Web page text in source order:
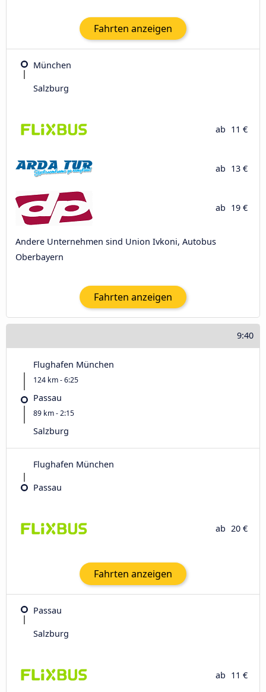
Fahrten anzeigen
München
Salzburg
ab 11 €
ab 13 €
ab 19 €
Andere Unternehmen sind Union Ivkoni, Autobus
Oberbayern
Fahrten anzeigen
9:40
Flughafen München
124 km - 6:25
Passau
89 km - 2:15
Salzburg
Flughafen München
Passau
ab 20 €
Fahrten anzeigen
Passau
Salzburg
ab 11 €